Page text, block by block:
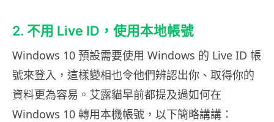
2. 不用 Live ID，使用本地帳號
Windows 10 預設需要使用 Windows 的 Live ID 帳
號來登入，這樣變相也令他們辨認出你、取得你的
資料更為容易。艾露貓早前都提及過如何在
Windows 10 轉用本機帳號，以下簡略講講：